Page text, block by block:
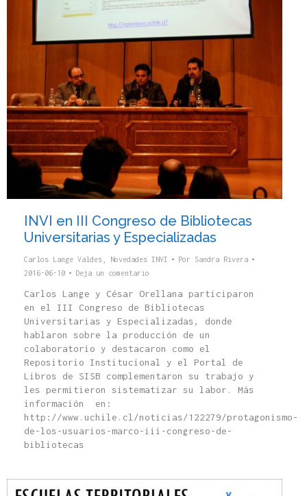
INVI en III Congreso de Bibliotecas
Universitarias y Especializadas
Carlos Lange Valdes Novedades INVI Por Sandra Rivera
2016-06-10
Deja un comentario
Carlos Lange y César Orellana participaron
en el III Congreso de Bibliotecas
Universitarias y Especializadas, donde
hablaron sobre la producción de un
colaboratorio y destacaron como el
Repositorio Institucional y el Portal de
Libros de SISB complementaron su trabajo y
les permitieron sistematizar su labor. Más
información en:
http://www.uchile.cl/noticias/122279/protagonismo-
de-los-usuarios-marco-iii-congreso-de-
bibliotecas